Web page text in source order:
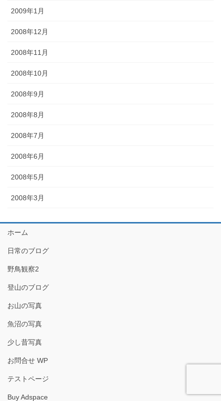
2009年1月
2008年12月
2008年11月
2008年10月
2008年9月
2008年8月
2008年7月
2008年6月
2008年5月
2008年3月
ホーム
日常のブログ
野鳥観察2
登山のブログ
お山の写真
魚沼の写真
少し昔写真
お問合せ WP
テストページ
Buy Adspace